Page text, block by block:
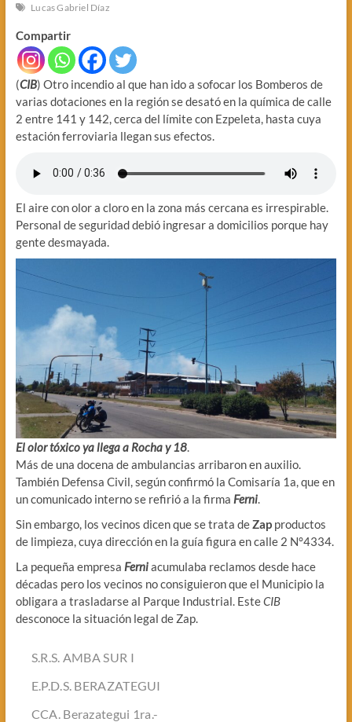
Lucas Gabriel Díaz
Compartir
(CIB) Otro incendio al que han ido a sofocar los Bomberos de
varias dotaciones en la región se desató en la química de calle
2 entre 141 y 142, cerca del límite con Ezpeleta, hasta cuya
estación ferroviaria llegan sus efectos.
El aire con olor a cloro en la zona más cercana es irrespirable.
Personal de seguridad debió ingresar a domicilios porque hay
gente desmayada.
El olor tóxico ya llega a Rocha y 18.
Más de una docena de ambulancias arribaron en auxilio.
También Defensa Civil, según confirmó la Comisaría 1a, que en
un comunicado interno se refirió a la firma Ferni.
Sin embargo, los vecinos dicen que se trata deZapproductos
de limpieza, cuya dirección en la guía figura en calle 2 N°4334.
La pequeña empresa Ferniacumulaba reclamos desde hace
décadas pero los vecinos no consiguieron que el Municipio la
obligara a trasladarse al Parque Industrial. EsteCIB
desconoce la situación legal de Zap.
S.R.S. AMBA SUR I
E.P.D.S. BERAZATEGUI
CCA. Berazategui 1ra.-